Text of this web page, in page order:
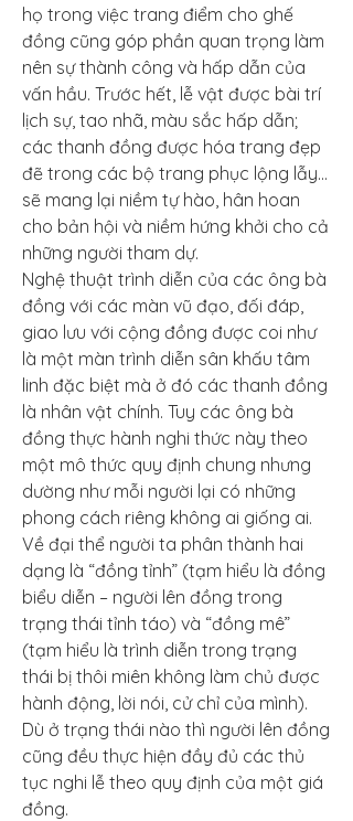
họ trong việc trang điểm cho ghế
đồng cũng góp phần quan trọng làm
nên sự thành công và hấp dẫn của
vấn hầu. Trước hết, lễ vật được bài trí
lịch sự, tao nhã, màu sắc hấp dẫn;
các thanh đồng được hóa trang đẹp
đẽ trong các bộ trang phục lộng lẫy…
sẽ mang lại niềm tự hào, hân hoan
cho bản hội và niềm hứng khởi cho cả
những người tham dự.
Nghệ thuật trình diễn của các ông bà
đồng với các màn vũ đạo, đối đáp,
giao lưu với cộng đồng được coi như
là một màn trình diễn sân khấu tâm
linh đặc biệt mà ở đó các thanh đồng
là nhân vật chính. Tuy các ông bà
đồng thực hành nghi thức này theo
một mô thức quy định chung nhưng
dường như mỗi người lại có những
phong cách riêng không ai giống ai.
Về đại thể người ta phân thành hai
dạng là “đồng tỉnh” (tạm hiểu là đồng
biểu diễn – người lên đồng trong
trạng thái tỉnh táo) và “đồng mê”
(tạm hiểu là trình diễn trong trạng
thái bị thôi miên không làm chủ được
hành động, lời nói, cử chỉ của mình).
Dù ở trạng thái nào thì người lên đồng
cũng đều thực hiện đầy đủ các thủ
tục nghi lễ theo quy định của một giá
đồng.